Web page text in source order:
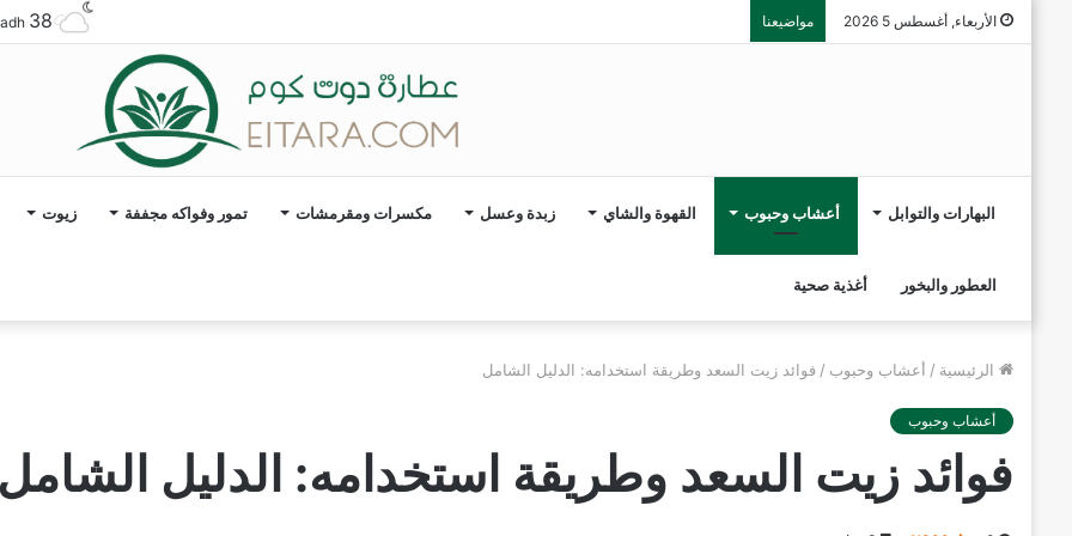
الأربعاء, أغسطس 5 2026 مواضيعنا 38
البهارات والتوابل أعشاب وحبوب القهوة والشاي زبدة وعسل مكسرات ومقرمشات تمور وفواكه مجففة زيوت
العطور والبخور أغذية صحية
الرئيسية / أعشاب وحبوب / فوائد زيت السعد وطريقة استخدامه: الدليل الشامل
أعشاب وحبوب
فوائد زيت السعد وطريقة استخدامه: الدليل الشامل